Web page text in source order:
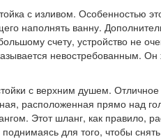
с изливом. Особенностью
наполнять ванну.
счету, устройство не
невостребованным.
с верхним душем.
расположенная прямо над
Этот шланг, как правило,
для того, чтобы